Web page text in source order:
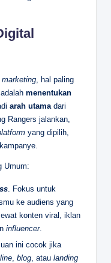
, hal paling
menentukan
arah utama dari
Rangers jalankan,
yang dipilih,
Umum:
. Fokus untuk
ke audiens yang
konten viral, iklan
influencer.
ini cocok jika
blog , atau landing